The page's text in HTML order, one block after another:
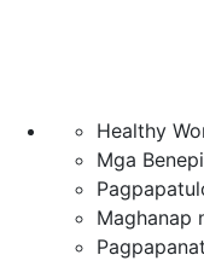
Healthy
Mga
Maghanap